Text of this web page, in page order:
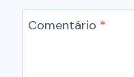
Comentário *